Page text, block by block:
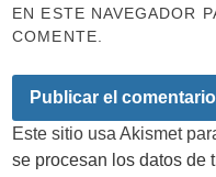
EN ESTE NAVEGADOR
COMENTE.
Este sitio usa Akismet
se procesan los datos de